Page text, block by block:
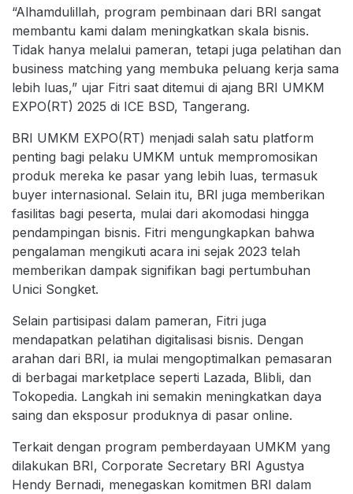
“Alhamdulillah, program pembinaan dari BRI sangat
membantu kami dalam meningkatkan skala bisnis.
Tidak hanya melalui pameran, tetapi juga pelatihan dan
business matching yang membuka peluang kerja sama
lebih luas,” ujar Fitri saat ditemui di ajang BRI UMKM
EXPO(RT) 2025 di ICE BSD, Tangerang.
BRI UMKM EXPO(RT) menjadi salah satu platform
penting bagi pelaku UMKM untuk mempromosikan
produk mereka ke pasar yang lebih luas, termasuk
buyer internasional. Selain itu, BRI juga memberikan
fasilitas bagi peserta, mulai dari akomodasi hingga
pendampingan bisnis. Fitri mengungkapkan bahwa
pengalaman mengikuti acara ini sejak 2023 telah
memberikan dampak signifikan bagi pertumbuhan
Unici Songket.
Selain partisipasi dalam pameran, Fitri juga
mendapatkan pelatihan digitalisasi bisnis. Dengan
arahan dari BRI, ia mulai mengoptimalkan pemasaran
di berbagai marketplace seperti Lazada, Blibli, dan
Tokopedia. Langkah ini semakin meningkatkan daya
saing dan eksposur produknya di pasar online.
Terkait dengan program pemberdayaan UMKM yang
dilakukan BRI, Corporate Secretary BRI Agustya
Hendy Bernadi, menegaskan komitmen BRI dalam